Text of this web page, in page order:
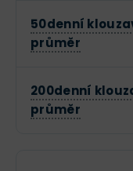
50denní
průměr
200denní
průměr